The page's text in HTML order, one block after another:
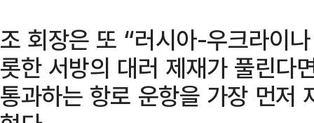
조 회장은 또 “러시아-우크라이
롯한 서방의 대러 제재가 풀린다
통과하는 항로 운항을 가장 먼저